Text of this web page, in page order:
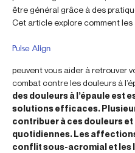
être général grâce à des
Cet article explore comment
Pulse Align
peuvent vous aider à retrouver
combat contre les douleurs à
des douleurs à l’épaule est
solutions efficaces.
contribuer à ces douleurs
quotidiennes. Les
conflit sous-acromial et les